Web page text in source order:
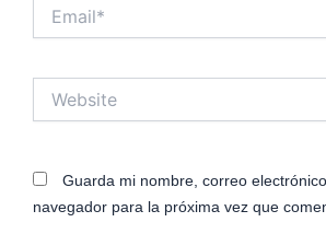
Guarda mi nombre, correo
navegador para la próxima vez que